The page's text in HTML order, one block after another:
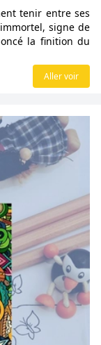
tenir entre ses
immortel, signe de
la finition du
Aller voir